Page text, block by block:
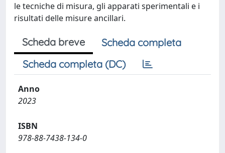
le tecniche di misura, gli apparati sperimentali e i
risultati delle misure ancillari.
Scheda breve
Scheda completa
Scheda completa (DC)
Anno
2023
ISBN
978-88-7438-134-0